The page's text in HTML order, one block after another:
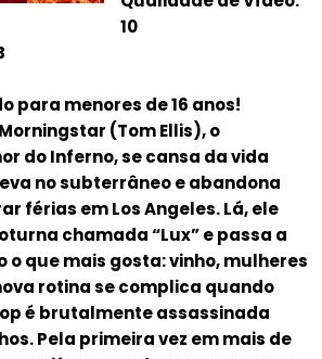
10
para menores de 16 anos!
(Tom Ellis), o
do Inferno, se cansa da vida
no subterrâneo e abandona
férias em Los Angeles. Lá, ele
chamada “Lux” e passa a
que mais gosta: vinho, mulheres
rotina se complica quando
é brutalmente assassinada
Pela primeira vez em mais de